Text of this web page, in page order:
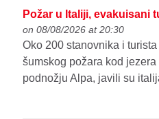
Požar u Italiji, evakuisani
on 08/08/2026 at 20:30
Oko 200 stanovnika i
šumskog požara kod
podnožju Alpa, javili su